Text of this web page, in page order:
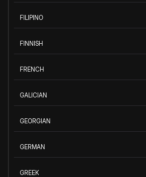
FILIPINO
FINNISH
FRENCH
GALICIAN
GEORGIAN
GERMAN
GREEK